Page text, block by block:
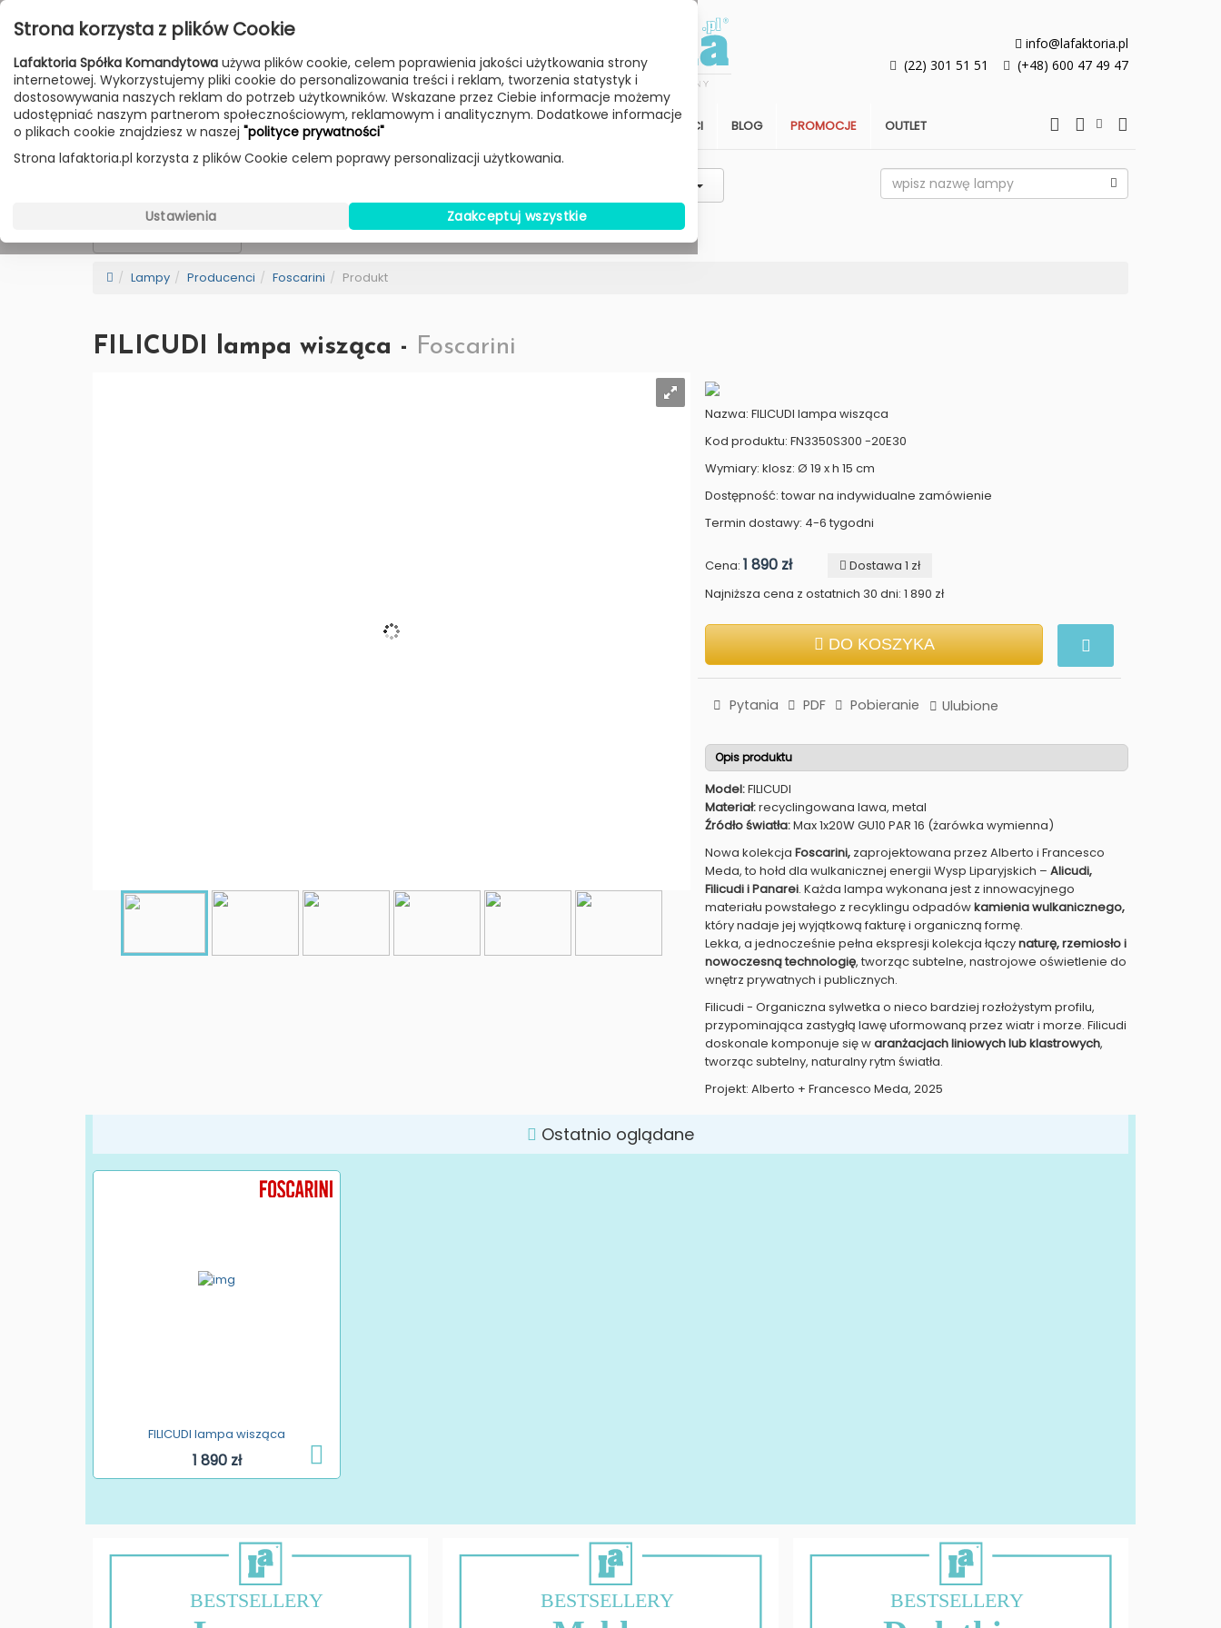
Przejdź do treści
Poniedziałek - Piątek 10:00-18:00
Sobota 10:00-14:00
info@lafaktoria.pl
(22) 301 51 51
(+48) 600 47 49 47
HOME LAMPY MEBLE DODATKI STREFA KLIENTA ARCHITEKCI BLOG PROMOCJE OUTLET
BESTSELLER W MAGAZYNIE
Lampy Producenci Foscarini Produkt
FILICUDI lampa wisząca - Foscarini
Nazwa: FILICUDI lampa wisząca
Kod produktu: FN3350S300 -20E30
Wymiary: klosz: Ø 19 x h 15 cm
Dostępność: towar na indywidualne zamówienie
Termin dostawy: 4-6 tygodni
Cena:1 890 zł
Dostawa 1 zł
Najniższa cena z ostatnich 30 dni: 1 890 zł
DO KOSZYKA
Pytania PDF Pobieranie Ulubione
Opis produktu
Model:FILICUDI
Materiał:recyclingowana lawa, metal
Źródło światła:Max 1x20W GU10 PAR 16 (żarówka wymienna)
Nowa kolekcjaFoscarini, zaprojektowana przez Alberto i Francesco
Meda, to hołd dla wulkanicznej energii Wysp Liparyjskich –Alicudi,
Filicudi i Panarei. Każda lampa wykonana jest z innowacyjnego
materiału powstałego z recyklingu odpadówkamienia wulkanicznego,
który nadaje jej wyjątkową fakturę i organiczną formę.
Lekka, a jednocześnie pełna ekspresji kolekcja łączynaturę, rzemiosło i
nowoczesną technologię, tworząc subtelne, nastrojowe oświetlenie do
wnętrz prywatnych i publicznych.
Filicudi - Organiczna sylwetka o nieco bardziej rozłożystym profilu,
przypominająca zastygłą lawę uformowaną przez wiatr i morze. Filicudi
doskonale komponuje się waranżacjach liniowych lub klastrowych,
tworząc subtelny, naturalny rytm światła.
Projekt: Alberto + Francesco Meda, 2025
Ostatnio oglądane
FILICUDI lampa wisząca
1 890 zł
BESTSELLERY BESTSELLERY BESTSELLERY
Strona korzysta z plików Cookie
Lafaktoria Spółka Komandytowa używa plików cookie, celem poprawienia jakości użytkowania strony
internetowej. Wykorzystujemy pliki cookie do personalizowania treści i reklam, tworzenia statystyk i
dostosowywania naszych reklam do potrzeb użytkowników. Wskazane przez Ciebie informacje możemy
udostępniać naszym partnerom społecznościowym, reklamowym i analitycznym. Dodatkowe informacje
o plikach cookie znajdziesz w naszej "polityce prywatności"
Strona lafaktoria.pl korzysta z plików Cookie celem poprawy personalizacji użytkowania.
Zaakceptuj wszystkie
Ustawienia